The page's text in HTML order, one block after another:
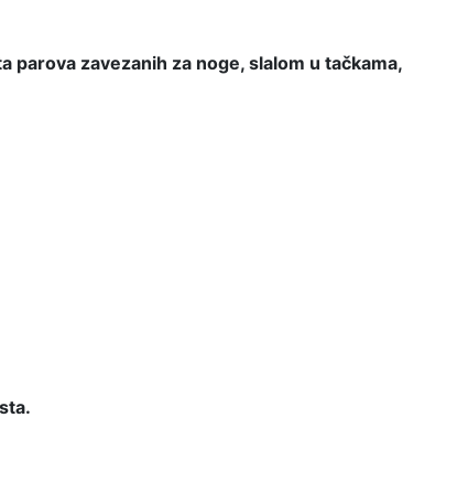
parova zavezanih za noge, slalom u tačkama,